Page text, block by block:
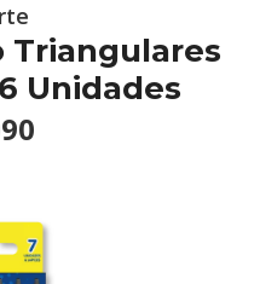
Triangulares
Unidades